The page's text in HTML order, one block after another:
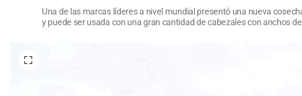
Una de las marcas líderes a nivel mundial presentó una nueva
y puede ser usada con una gran cantidad de cabezales con anchos